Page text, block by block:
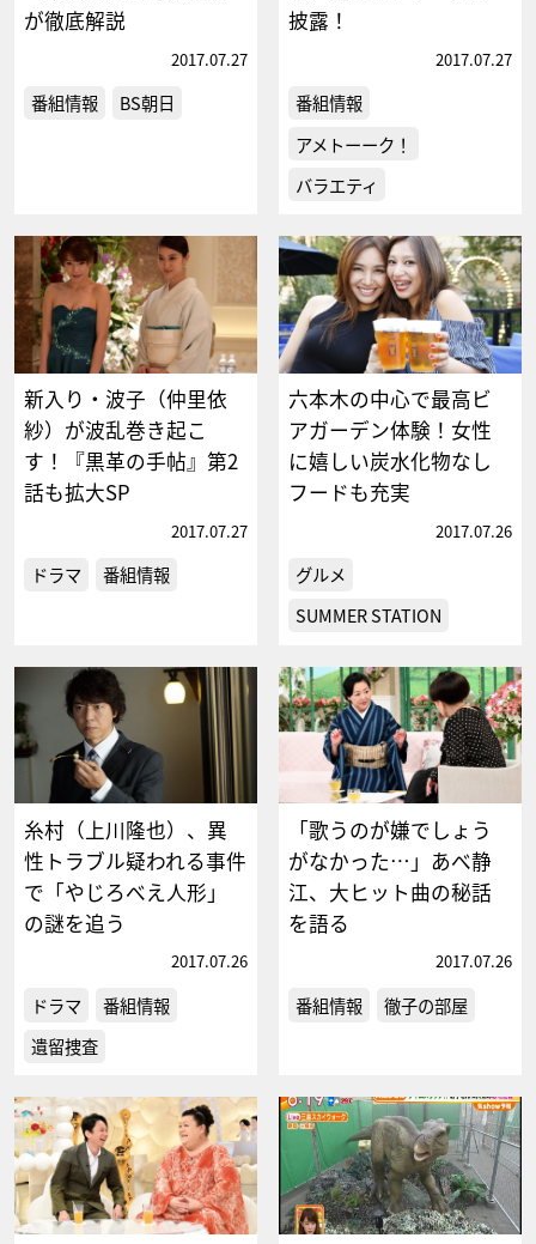
が徹底解説
2017.07.27
番組情報 BS朝日
披露！
2017.07.27
番組情報
アメトーーク！
バラエティ
新入り・波子（仲里依
紗）が波乱巻き起こ
す！『黒革の手帖』第2
話も拡大SP
2017.07.27
ドラマ 番組情報
六本木の中心で最高ビ
アガーデン体験！女性
に嬉しい炭水化物なし
フードも充実
2017.07.26
グルメ
SUMMER STATION
糸村（上川隆也）、異
性トラブル疑われる事件
で「やじろべえ人形」
の謎を追う
2017.07.26
ドラマ
番組情報
遺留捜査
「歌うのが嫌でしょう
がなかった…」あべ静
江、大ヒット曲の秘話
を語る
2017.07.26
番組情報 徹子の部屋